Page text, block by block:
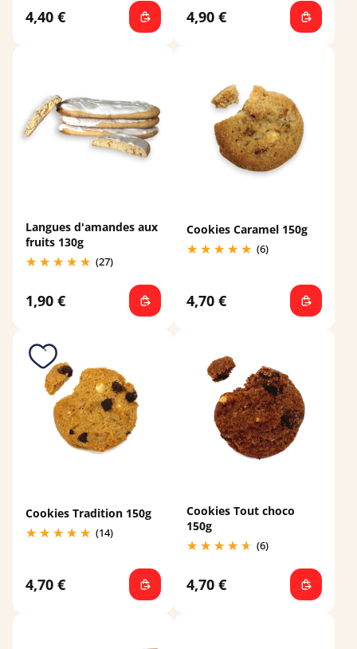
4,40 € 4,90 €
Langues d'amandes aux
fruits 130g
(27)
1,90 €
Cookies Caramel 150g
(6)
4,70 €
Cookies Tradition 150g
(14)
4,70 €
Cookies Tout choco
150g
(6)
4,70 €